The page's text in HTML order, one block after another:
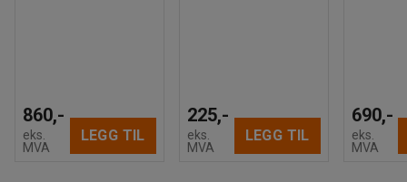
860,-
eks.
MVA
LEGG TIL
225,-
eks.
MVA
LEGG TIL
690,-
eks.
MVA